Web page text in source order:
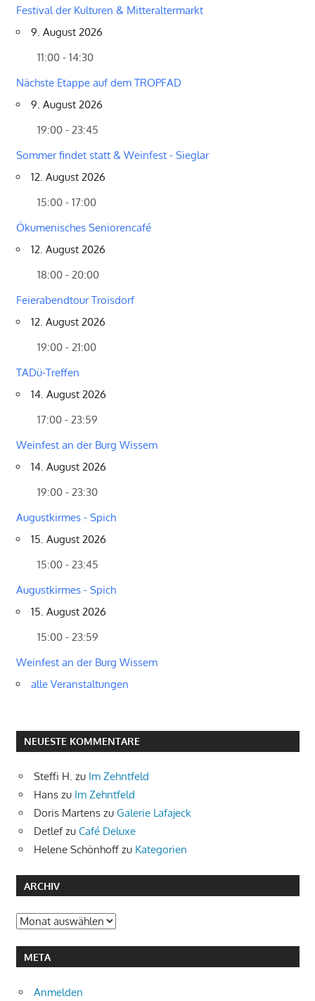
Festival der Kulturen & Mitteraltermarkt
9. August 2026
11:00 - 14:30
Nächste Etappe auf dem TROPFAD
9. August 2026
19:00 - 23:45
Sommer findet statt & Weinfest - Sieglar
12. August 2026
15:00 - 17:00
Ökumenisches Seniorencafé
12. August 2026
18:00 - 20:00
Feierabendtour Troisdorf
12. August 2026
19:00 - 21:00
TADü-Treffen
14. August 2026
17:00 - 23:59
Weinfest an der Burg Wissem
14. August 2026
19:00 - 23:30
Augustkirmes - Spich
15. August 2026
15:00 - 23:45
Augustkirmes - Spich
15. August 2026
15:00 - 23:59
Weinfest an der Burg Wissem
alle Veranstaltungen
NEUESTE KOMMENTARE
Steffi H. zu Im Zehntfeld
Hans zu Im Zehntfeld
Doris Martens zu Galerie Lafajeck
Detlefzu Café Deluxe
Helene Schönhoff zu Kategorien
ARCHIV
Archiv
META
Anmelden